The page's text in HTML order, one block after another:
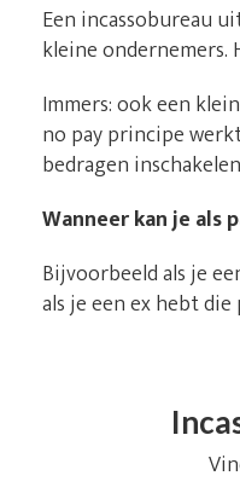
Een incassobureau
kleine
Immers: ook een
no pay principe
bedragen
Wanneer kan je als
Bijvoorbeeld als je
als je een ex hebt